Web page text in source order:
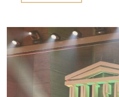
trésors
de
la
calendrier
de